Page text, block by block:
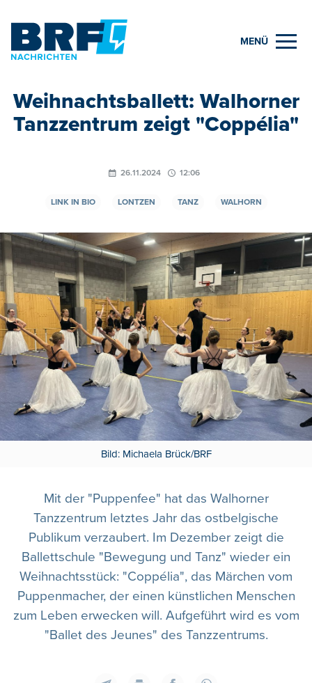
MENÜ
Weihnachtsballett: Walhorner
Tanzzentrum zeigt "Coppélia"
26.11.2024 12:06
LINK IN BIO LONTZEN TANZ WALHORN
Bild: Michaela Brück/BRF
Mit der "Puppenfee" hat das Walhorner
Tanzzentrum letztes Jahr das ostbelgische
Publikum verzaubert. Im Dezember zeigt die
Ballettschule "Bewegung und Tanz" wieder ein
Weihnachtsstück: "Coppélia", das Märchen vom
Puppenmacher, der einen künstlichen Menschen
zum Leben erwecken will. Aufgeführt wird es vom
"Ballet des Jeunes" des Tanzzentrums.